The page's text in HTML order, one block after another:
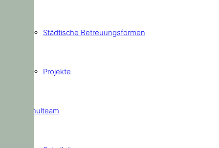
Städtische Betreuungsformen
Projekte
Schulteam